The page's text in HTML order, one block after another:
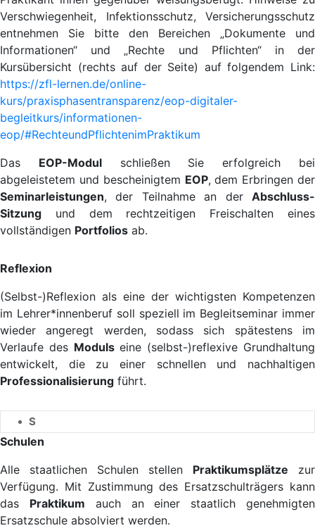
Verschwiegenheit, Infektionsschutz, Versicherungsschutz
entnehmen Sie bitte den Bereichen „Dokumente und
Informationen“ und „Rechte und Pflichten“ in der
Kursübersicht (rechts auf der Seite) auf folgendem Link:
https://zfl-lernen.de/online-
kurs/praxisphasentransparenz/eop-digitaler-
begleitkurs/informationen-
eop/#RechteundPflichtenimPraktikum
Das EOP-Modulschließen Sie erfolgreich bei
abgeleistetem und bescheinigtem EOP, dem Erbringen der
Seminarleistungen, der Teilnahme an der Abschluss-
Sitzung und dem rechtzeitigen Freischalten eines
vollständigen Portfolios ab.
Reflexion
(Selbst-)Reflexion als eine der wichtigsten Kompetenzen
im Lehrer*innenberuf soll speziell im Begleitseminar immer
wieder angeregt werden, sodass sich spätestens im
Verlaufe des Modulseine (selbst-)reflexive Grundhaltung
entwickelt, die zu einer schnellen und nachhaltigen
Professionalisierung führt.
S
Schulen
Alle staatlichen Schulen stellen Praktikumsplätze zur
Verfügung. Mit Zustimmung des Ersatzschulträgers kann
das Praktikum auch an einer staatlich genehmigten
Ersatzschule absolviert werden.